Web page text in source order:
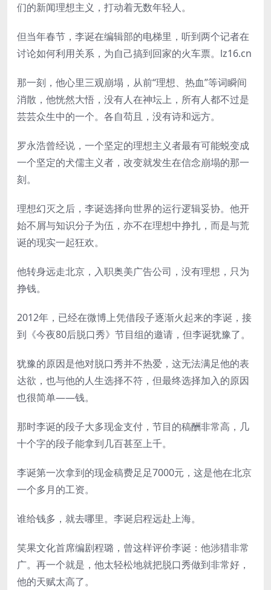
们的新闻理想主义，打动着无数年轻人。
但当年春节，李诞在编辑部的电梯里，听到两个记者在
讨论如何利用关系，为自己搞到回家的火车票。lz16.cn
那一刻，他心里三观崩塌，从前“理想、热血”等词瞬间
消散，他恍然大悟，没有人在神坛上，所有人都不过是
芸芸众生中的一个。各自苟且，没有诗和远方。
罗永浩曾经说，一个坚定的理想主义者最有可能蜕变成
一个坚定的犬儒主义者，改变就发生在信念崩塌的那一
刻。
理想幻灭之后，李诞选择向世界的运行逻辑妥协。他开
始不屑与知识分子为伍，亦不在理想中挣扎，而是与荒
诞的现实一起狂欢。
他转身远走北京，入职奥美广告公司，没有理想，只为
挣钱。
2012年，已经在微博上凭借段子逐渐火起来的李诞，接
到《今夜80后脱口秀》节目组的邀请，但李诞犹豫了。
犹豫的原因是他对脱口秀并不热爱，这无法满足他的表
达欲，也与他的人生选择不符，但最终选择加入的原因
也很简单——钱。
那时李诞的段子大多现金支付，节目的稿酬非常高，几
十个字的段子能拿到几百甚至上千。
李诞第一次拿到的现金稿费足足7000元，这是他在北京
一个多月的工资。
谁给钱多，就去哪里。李诞启程远赴上海。
笑果文化首席编剧程璐，曾这样评价李诞：他涉猎非常
广。再一个就是，他太轻松地就把脱口秀做到非常好，
他的天赋太高了。